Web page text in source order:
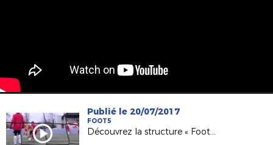
Publié le 20/07/2017
FOOT5
Découvrez la structure « Foot5 Mobile FFF » !